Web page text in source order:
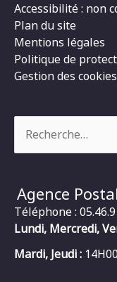
Accessibilité : non
Plan du site
Mentions légales
Politique de
Gestion des cookies
Agence
Téléphone :
Lundi, Mercredi,
Mardi, Jeudi :